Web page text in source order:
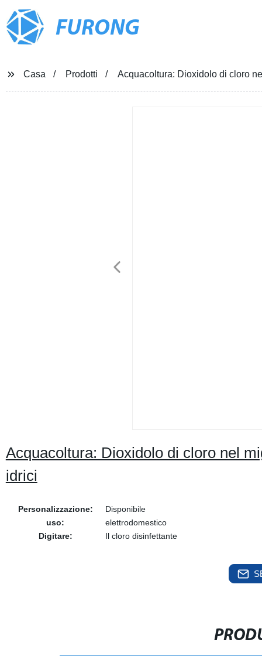
FURONG
Casa Prodotti Acquacoltura: Dioxidolo di cloro
Acquacoltura: Dioxidolo di cloro nel
idrici
Personalizzazione:
Disponibile
uso:
elettrodomestico
Digitare:
Il cloro disinfettante